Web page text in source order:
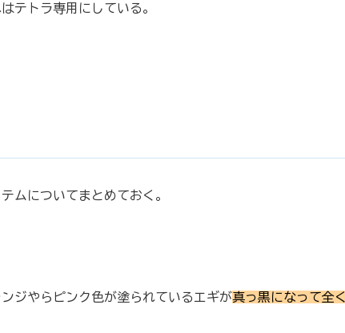
テトラ専用にしている。
ムについてまとめておく。
ジやらピンク色が塗られているエギが真っ黒になって全く